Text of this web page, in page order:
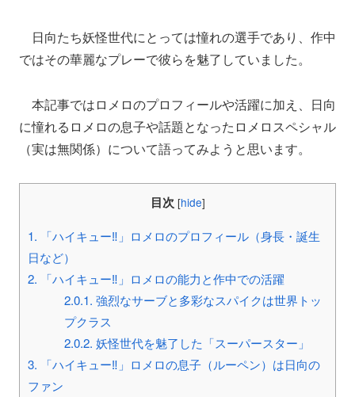
日向たち妖怪世代にとっては憧れの選手であり、作中
ではその華麗なプレーで彼らを魅了していました。
本記事ではロメロのプロフィールや活躍に加え、日向
に憧れるロメロの息子や話題となったロメロスペシャル
（実は無関係）について語ってみようと思います。
目次 [hide]
1. 「ハイキュー‼」ロメロのプロフィール（身長・誕生
日など）
2. 「ハイキュー‼」ロメロの能力と作中での活躍
2.0.1. 強烈なサーブと多彩なスパイクは世界トッ
プクラス
2.0.2. 妖怪世代を魅了した「スーパースター」
3. 「ハイキュー‼」ロメロの息子（ルーペン）は日向の
ファン